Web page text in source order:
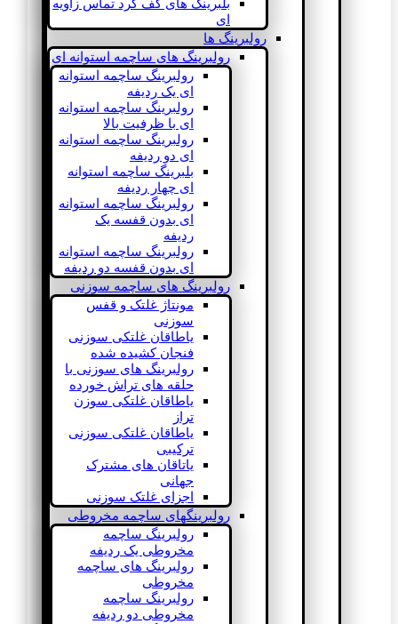
بلبرینگ های کف گرد تماس زاویه
ای
رولبرینگ ها
رولبرینگ های ساچمه استوانه ای
رولبرینگ ساچمه استوانه
ای یک ردیفه
رولبرینگ ساچمه استوانه
ای با ظرفیت بالا
رولبرینگ ساچمه استوانه
ای دو ردیفه
بلبرینگ ساچمه استوانه
ای چهار ردیفه
رولبرینگ ساچمه استوانه
ای بدون قفسه یک
ردیفه
رولبرینگ ساچمه استوانه
ای بدون قفسه دو ردیفه
رولبرینگ های ساچمه سوزنی
مونتاژ غلتک و قفس
سوزنی
یاطاقان غلتکی سوزنی
فنجان کشیده شده
رولبرینگ های سوزنی با
حلقه های تراش خورده
یاطاقان غلتکی سوزن
تراز
یاطاقان غلتکی سوزنی
ترکیبی
یاتاقان های مشترک
جهانی
اجزای غلتک سوزنی
رولبرینگهای ساچمه مخروطی
رولبرینگ ساچمه
مخروطی یک ردیفه
رولبرینگ های ساچمه
مخروطی
رولبرینگ ساچمه
مخروطی دو ردیفه